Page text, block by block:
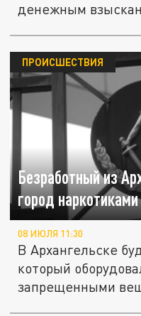
денежным
Безработный из
город наркотиками
ПРОИСШЕСТВИЯ
08 ИЮЛЯ 11:30
В Архангельске
который
запрещенными